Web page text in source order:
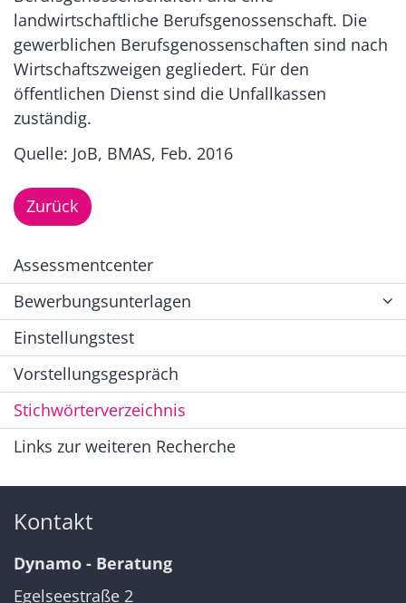
landwirtschaftliche Berufsgenossenschaft. Die
gewerblichen Berufsgenossenschaften sind nach
Wirtschaftszweigen gegliedert. Für den
öffentlichen Dienst sind die Unfallkassen
zuständig.
Quelle: JoB, BMAS, Feb. 2016
Zurück
Assessmentcenter
Bewerbungsunterlagen
Einstellungstest
Vorstellungsgespräch
Stichwörterverzeichnis
Links zur weiteren Recherche
Kontakt
Dynamo - Beratung
Egelseestraße 2